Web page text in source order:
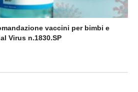
vaccini per bimbi e
Virus n.1830.SP